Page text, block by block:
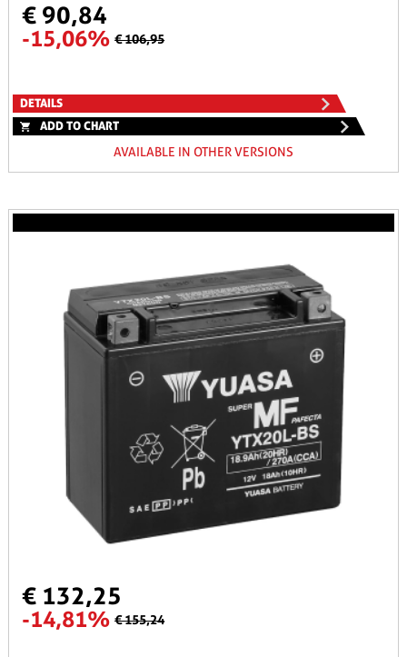
€ 90,84
-15,06% € 106,95
DETAILS
ADD TO CHART
AVAILABLE IN OTHER VERSIONS
€ 132,25
-14,81% € 155,24